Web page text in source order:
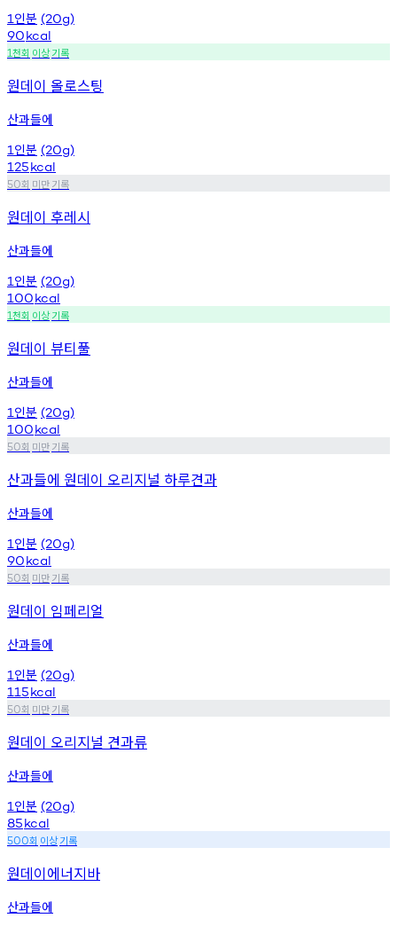
1 인분 (20g)
90kcal
1천회 이상기록
원데이 올로스팅
산과들에
1 인분 (20g)
125kcal
50회 미만기록
원데이 후레시
산과들에
1 인분 (20g)
100kcal
1천회 이상기록
원데이 뷰티풀
산과들에
1 인분 (20g)
100kcal
50회 미만기록
산과들에 원데이 오리지널 하루견과
산과들에
1 인분 (20g)
90kcal
50회 미만기록
원데이 임페리얼
산과들에
1 인분 (20g)
115kcal
50회 미만기록
원데이 오리지널 견과류
산과들에
1 인분 (20g)
85kcal
500회 이상기록
원데이에너지바
산과들에